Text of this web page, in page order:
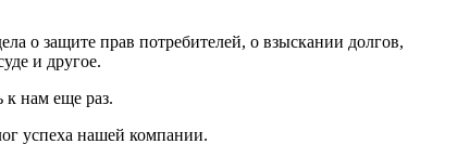
о защите прав потребителей, о взыскании долгов,
и другое.
нам еще раз.
успеха нашей компании.